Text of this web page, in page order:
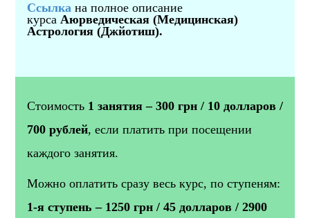
Ссылка на полное описание
курсаАюрведическая (Медицинская)
Астрология (Джйотиш).
Стоимость 1 занятия – 300 грн / 10 долларов /
700 рублей, если платить при посещении
каждого занятия.
Можно оплатить сразу весь курс, по ступеням:
1-я ступень – 1250 грн / 45 долларов / 2900